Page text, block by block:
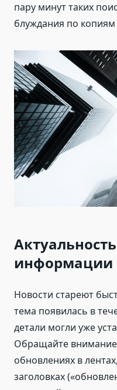
пару минут таких
блуждания по копиям
информации
Новости стареют
тема появилась в
детали могли уже
Обращайте
обновлениях в
заголовках